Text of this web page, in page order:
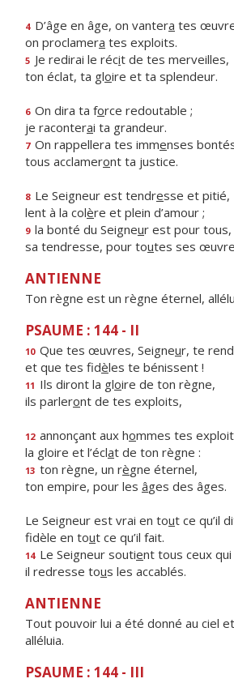
4 D’âge en âge, on vantera tes
on proclamera tes exploits.
5 Je redirai le récit de tes merveilles,
ton éclat, ta gloire et ta splendeur.
6 On dira ta force redoutable ;
je raconterai ta grandeur.
7 On rappellera tes immenses
tous acclameront ta justice.
8 Le Seigneur est tendresse et pitié,
lent à la colère et plein d’amour ;
9 la bonté du Seigneur est pour tous,
sa tendresse, pour toutes ses
ANTIENNE
Ton règne est un règne éternel,
PSAUME : 144 - II
10 Que tes œuvres, Seigneur, te
et que tes fidèles te bénissent !
11 Ils diront la gloire de ton règne,
ils parleront de tes exploits,
12 annonçant aux hommes tes
la gloire et l’éclat de ton règne :
13 ton règne, un règne éternel,
ton empire, pour les âges des âges.
Le Seigneur est vrai en tout ce qu’il
fidèle en tout ce qu’il fait.
14 Le Seigneur soutient tous ceux
il redresse tous les accablés.
ANTIENNE
Tout pouvoir lui a été donné au ciel
alléluia.
PSAUME : 144 - III